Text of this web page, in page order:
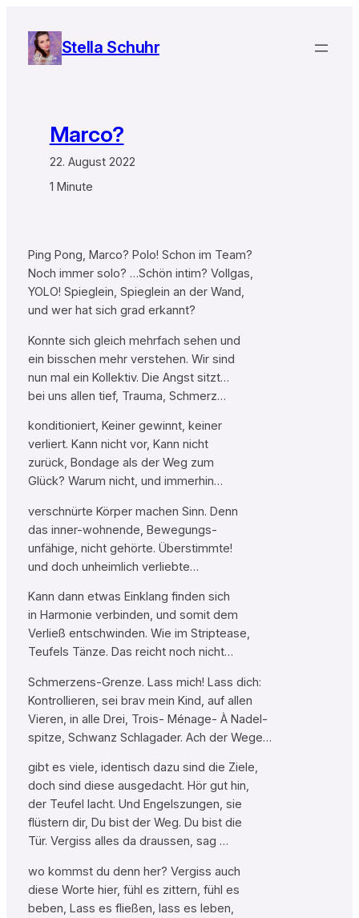
Inhalt
springen
Stella Schuhr
Marco?
22. August 2022
1 Minute
Ping Pong, Marco? Polo! Schon im Team?
Noch immer solo? …Schön intim? Vollgas,
YOLO! Spieglein, Spieglein an der Wand,
und wer hat sich grad erkannt?
Konnte sich gleich mehrfach sehen und
ein bisschen mehr verstehen. Wir sind
nun mal ein Kollektiv. Die Angst sitzt…
bei uns allen tief, Trauma, Schmerz…
konditioniert, Keiner gewinnt, keiner
verliert. Kann nicht vor, Kann nicht
zurück, Bondage als der Weg zum
Glück? Warum nicht, und immerhin…
verschnürte Körper machen Sinn. Denn
das inner-wohnende, Bewegungs-
unfähige, nicht gehörte. Überstimmte!
und doch unheimlich verliebte…
Kann dann etwas Einklang finden sich
in Harmonie verbinden, und somit dem
Verließ entschwinden. Wie im Striptease,
Teufels Tänze. Das reicht noch nicht…
Schmerzens-Grenze. Lass mich! Lass dich:
Kontrollieren, sei brav mein Kind, auf allen
Vieren, in alle Drei, Trois- Ménage- À Nadel-
spitze, Schwanz Schlagader. Ach der Wege…
gibt es viele, identisch dazu sind die Ziele,
doch sind diese ausgedacht. Hör gut hin,
der Teufel lacht. Und Engelszungen, sie
flüstern dir, Du bist der Weg. Du bist die
Tür. Vergiss alles da draussen, sag …
wo kommst du denn her? Vergiss auch
diese Worte hier, fühl es zittern, fühl es
beben, Lass es fließen, lass es leben,